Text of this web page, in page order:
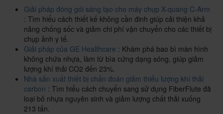
Giải pháp đóng gói sáng tạo cho máy chụp X-quang C-Arm
: Tìm hiểu cách thiết kế không cần đinh giúp cải thiện khả
năng chống sốc và giảm chi phí vận chuyển cho các thiết bị
chụp ảnh y tế.
Giải pháp của GE Healthcare : Khám phá bao bì màn hình
không chứa nhựa, làm từ bìa cứng dạng sóng, giúp giảm
lượng khí thải CO2 đến 23%.
Nhà sản xuất thiết bị chẩn đoán giảm thiểu lượng khí thải
carbon : Tìm hiểu cách chuyển sang sử dụng FiberFlute đã
loại bỏ nhựa nguyên sinh và giảm lượng chất thải xuống
213 tấn.